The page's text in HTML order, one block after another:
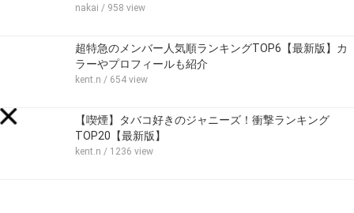
nakai / 958 view
超特急のメンバー人気順ランキングTOP6【最新版】カ
ラーやプロフィールも紹介
kent.n / 654 view
【喫煙】タバコ好きのジャニーズ！衝撃ランキング
TOP20【最新版】
kent.n / 1236 view